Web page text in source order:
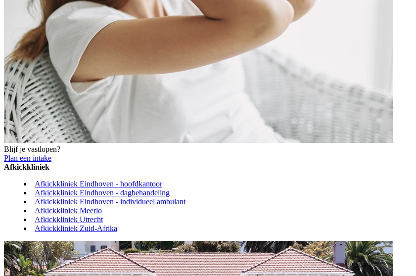
Blijf je vastlopen?
Plan een intake
Afkickkliniek
Afkickkliniek Eindhoven - hoofdkantoor
Afkickkliniek Eindhoven - dagbehandeling
Afkickkliniek Eindhoven - individueel ambulant
Afkickkliniek Meerlo
Afkickkliniek Utrecht
Afkickkliniek Zuid-Afrika